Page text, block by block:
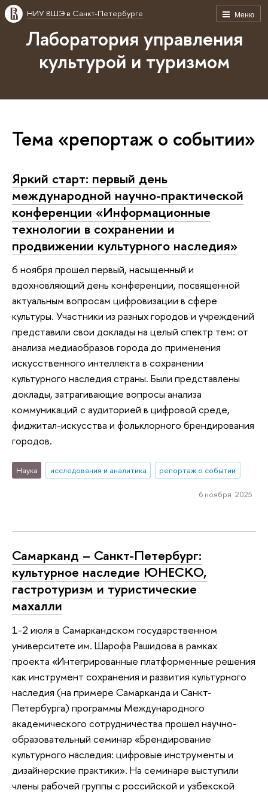
Меню
НИУ ВШЭ в Санкт-Петербурге
Лаборатория управления
культурой и туризмом
Тема «репортаж о событии»
Яркий старт: первый день
международной научно-практической
конференции «Информационные
технологии в сохранении и
продвижении культурного наследия»
6 ноября прошел первый, насыщенный и
вдохновляющий день конференции, посвященной
актуальным вопросам цифровизации в сфере
культуры. Участники из разных городов и учреждений
представили свои доклады на целый спектр тем: от
анализа медиаобразов города до применения
искусственного интеллекта в сохранении
культурного наследия страны. Были представлены
доклады, затрагивающие вопросы анализа
коммуникаций с аудиторией в цифровой среде,
фиджитал-искусства и фольклорного брендирования
городов.
Наука исследования и аналитика репортаж о событии
6 ноября 2025
Самарканд – Санкт-Петербург:
культурное наследие ЮНЕСКО,
гастротуризм и туристические
махалли
1-2 июля в Самаркандском государственном
университете им. Шарофа Рашидова в рамках
проекта «Интегрированные платформенные решения
как инструмент сохранения и развития культурного
наследия (на примере Самарканда и Санкт-
Петербурга) программы Международного
академического сотрудничества прошел научно-
образовательный семинар «Брендирование
культурного наследия: цифровые инструменты и
дизайнерские практики». На семинаре выступили
члены рабочей группы с российской и узбекской